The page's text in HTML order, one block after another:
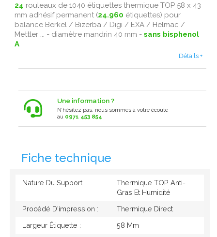
24 rouleaux de 1040 étiquettes thermique TOP 58 x 43
mm adhésif permanent (24.960 étiquettes) pour
balance Berkel / Bizerba / Digi / EXA / Helmac /
Mettler ... - diamètre mandrin 40 mm - sans bisphenol
A
Détails +
Une information ?
N’hésitez pas, nous sommes à votre écoute
au 0971 453 854
Fiche technique
Nature Du Support :
Thermique TOP Anti-
Gras Et Humidité
Procédé D'impression : Thermique Direct
Largeur Étiquette : 58 Mm